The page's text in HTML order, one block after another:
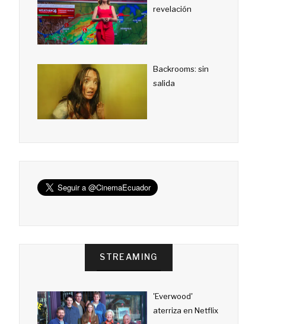
revelación
Backrooms: sin
salida
STREAMING
'Everwood'
aterriza en Netflix